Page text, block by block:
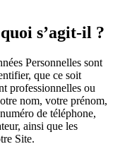
s’agit-il ?
Personnelles sont
que ce soit
professionnelles ou
nom, votre prénom,
de téléphone,
ainsi que les
Site.